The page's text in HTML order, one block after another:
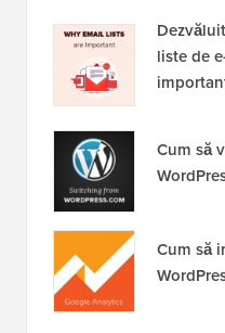
liste de
Cum să
Cum să